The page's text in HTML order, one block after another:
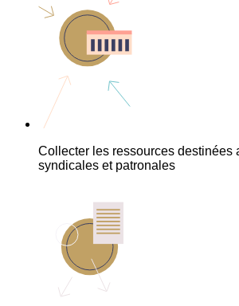
Collecter les ressources destinées
syndicales et patronales